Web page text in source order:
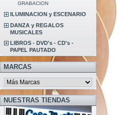
GRABACION
ILUMINACION y ESCENARIO
DANZA y REGALOS
MUSICALES
LIBROS - DVD's - CD's -
PAPEL PAUTADO
MARCAS
NUESTRAS TIENDAS